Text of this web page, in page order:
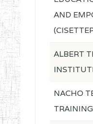
AND
ALBERT
NACHO